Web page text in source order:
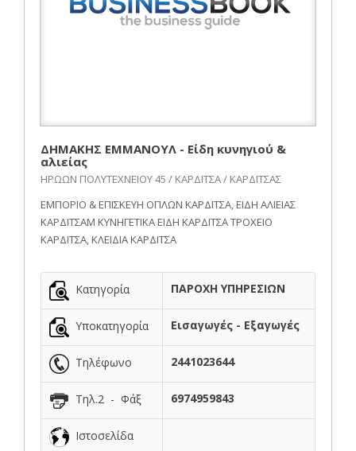
ΔΗΜΑΚΗΣ ΕΜΜΑΝΟΥΛ - Είδη κυνηγιού &
αλιείας
ΗΡΩΩΝ ΠΟΛΥΤΕΧΝΕΙΟΥ 45 / ΚΑΡΔΙΤΣΑ / ΚΑΡΔΙΤΣΑΣ
ΕΜΠΟΡΙΟ & ΕΠΙΣΚΕΥΗ ΟΠΛΩΝ ΚΑΡΔΙΤΣΑ, ΕΙΔΗ ΑΛΙΕΙΑΣ
ΚΑΡΔΙΤΣΑΜ ΚΥΝΗΓΕΤΙΚΑ ΕΙΔΗ ΚΑΡΔΙΤΣΑ ΤΡΟΧΕΙΟ
ΚΑΡΔΙΤΣΑ, ΚΛΕΙΔΙΑ ΚΑΡΔΙΤΣΑ
Κατηγορία ΠΑΡΟΧΗ ΥΠΗΡΕΣΙΩΝ
Υποκατηγορία Εισαγωγές - Εξαγωγές
Τηλέφωνο 2441023644
Τηλ.2 - Φάξ 6974959843
Ιστοσελίδα